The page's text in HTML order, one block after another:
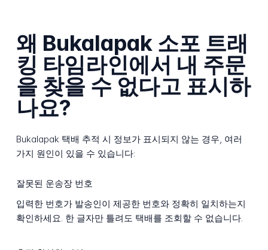
왜 Bukalapak 소포 트래
킹 타임라인에서 내 주문
을 찾을 수 없다고 표시하
나요?
Bukalapak 택배 추적 시 정보가 표시되지 않는 경우, 여러
가지 원인이 있을 수 있습니다:
잘못된 운송장 번호
입력한 번호가 발송인이 제공한 번호와 정확히 일치하는지
확인하세요. 한 글자만 틀려도 택배를 조회할 수 없습니다.